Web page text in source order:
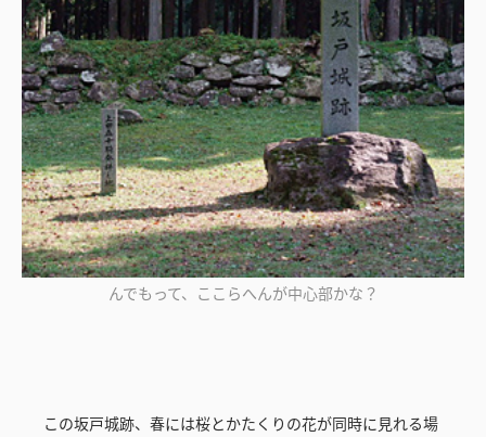
んでもって、ここらへんが中心部かな？
この坂戸城跡、春には桜とかたくりの花が同時に見れる場